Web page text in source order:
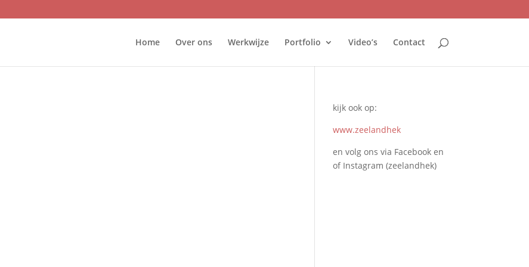
Home Over ons Werkwijze Portfolio Video’s Contact
kijk ook op:
www.zeelandhek
en volg ons via Facebook en
of Instagram (zeelandhek)